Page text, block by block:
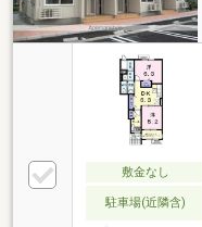
敷金なし
駐車場(近隣含)